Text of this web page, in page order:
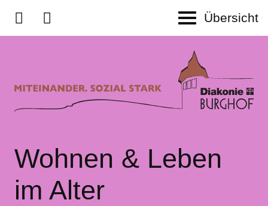
Wohnen & Leben
im Alter